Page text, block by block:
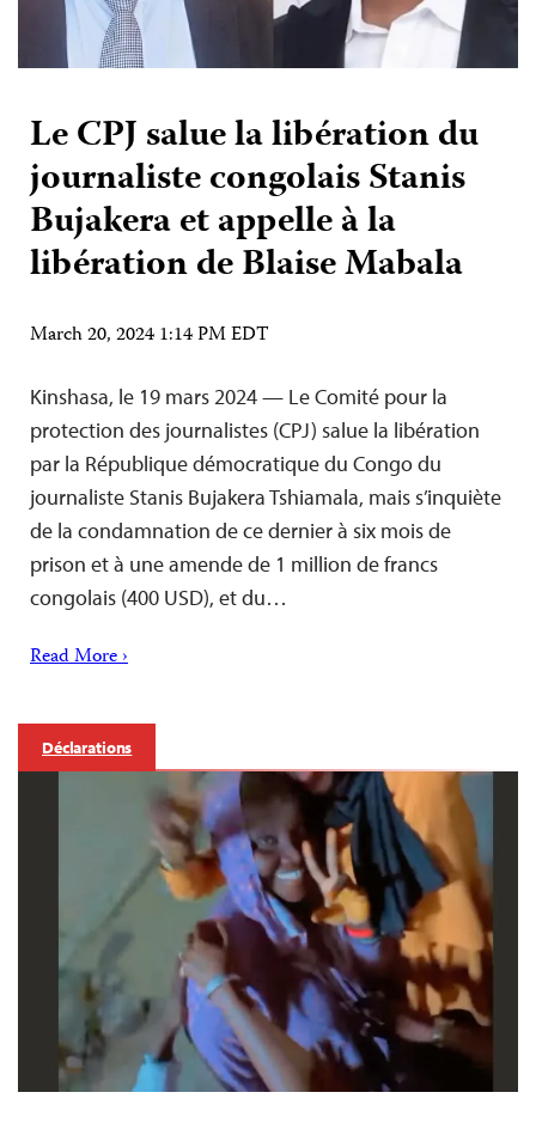
Le CPJ salue la libération du
journaliste congolais Stanis
Bujakera et appelle à la
libération de Blaise Mabala
March 20, 2024 1:14 PM EDT
Kinshasa, le 19 mars 2024 — Le Comité pour la
protection des journalistes (CPJ) salue la libération
par la République démocratique du Congo du
journaliste Stanis Bujakera Tshiamala, mais s’inquiète
de la condamnation de ce dernier à six mois de
prison et à une amende de 1 million de francs
congolais (400 USD), et du…
Read More ›
Déclarations